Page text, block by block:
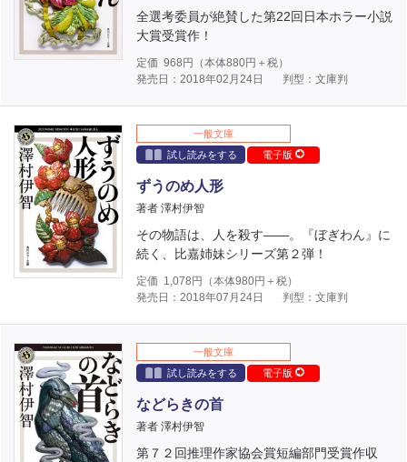
全選考委員が絶賛した第22回日本ホラー小説
大賞受賞作！
定価 968 円（本体880円＋税）
発売日：2018年02月24日
判型：文庫判
一般文庫
試し読みをする
電子版
ずうのめ人形
著者 澤村伊智
その物語は、人を殺す――。『ぼぎわん』に
続く、比嘉姉妹シリーズ第２弾！
定価 1,078 円（本体980円＋税）
発売日：2018年07月24日
判型：文庫判
一般文庫
試し読みをする
電子版
などらきの首
著者 澤村伊智
第７２回推理作家協会賞短編部門受賞作収